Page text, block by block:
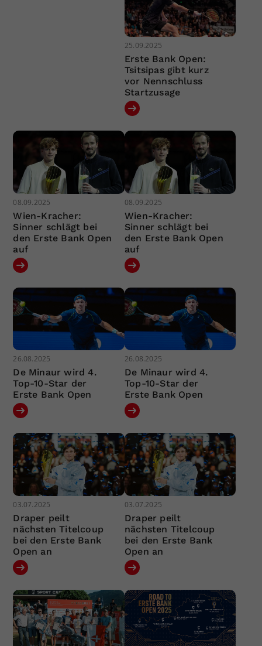
25.09.2025
Erste Bank Open:
Tsitsipas gibt kurz
vor Nennschluss
Startzusage
08.09.2025
Wien-Kracher:
Sinner schlägt bei
den Erste Bank Open
auf
08.09.2025
Wien-Kracher:
Sinner schlägt bei
den Erste Bank Open
auf
26.08.2025
De Minaur wird 4.
Top-10-Star der
Erste Bank Open
26.08.2025
De Minaur wird 4.
Top-10-Star der
Erste Bank Open
03.07.2025
Draper peilt
nächsten Titelcoup
bei den Erste Bank
Open an
03.07.2025
Draper peilt
nächsten Titelcoup
bei den Erste Bank
Open an